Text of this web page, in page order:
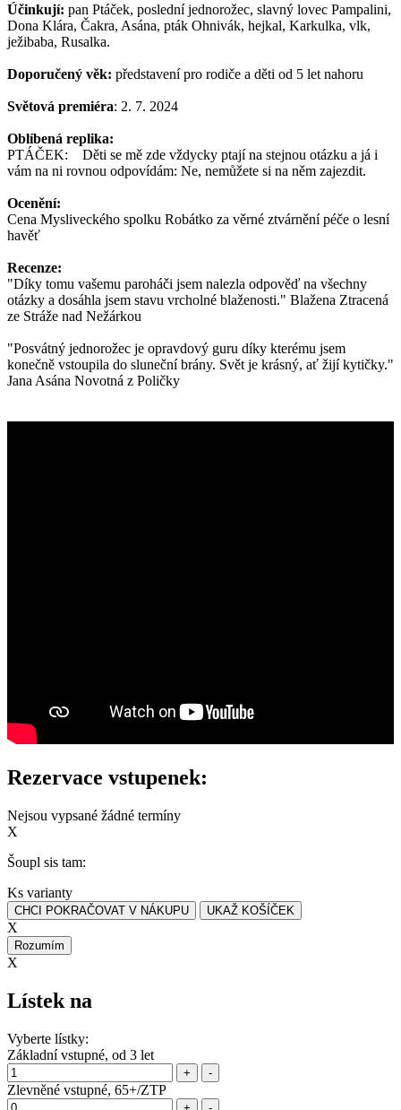
Účinkují: pan Ptáček, poslední jednorožec, slavný lovec Pampalini,
Dona Klára, Čakra, Asána, pták Ohnivák, hejkal, Karkulka, vlk,
ježibaba, Rusalka.
Doporučený věk: představení pro rodiče a děti od 5 let nahoru
Světová premiéra: 2. 7. 2024
Oblíbená replika:
PTÁČEK: Děti se mě zde vždycky ptají na stejnou otázku a já i
vám na ni rovnou odpovídám: Ne, nemůžete si na něm zajezdit.
Ocenění:
Cena Mysliveckého spolku Robátko za věrné ztvárnění péče o lesní
havěť
Recenze:
"Díky tomu vašemu paroháči jsem nalezla odpověď na všechny
otázky a dosáhla jsem stavu vrcholné blaženosti." Blažena Ztracená
ze Stráže nad Nežárkou
"Posvátný jednorožec je opravdový guru díky kterému jsem
konečně vstoupila do sluneční brány. Svět je krásný, ať žijí kytičky."
Jana Asána Novotná z Poličky
Rezervace vstupenek:
Nejsou vypsané žádné termíny
X
Šoupl sis tam:
Ks varianty
CHCI POKRAČOVAT V NÁKUPU UKAŽ KOŠÍČEK
X
Rozumím
X
Lístek na
Vyberte lístky:
Základní vstupné, od 3 let
+ -
Zlevněné vstupné, 65+/ZTP
+ -